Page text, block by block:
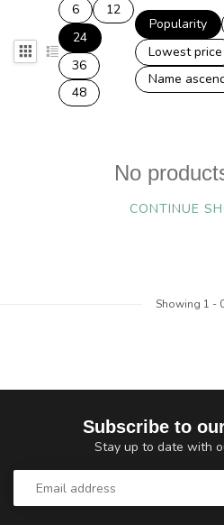
6
12
24
36
48
Popularity
Lowest price
Name
No
CONTINUE
Showing 1 -
Subscribe to
Stay up to date with